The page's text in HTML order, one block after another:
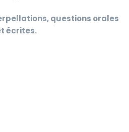
questions orales
écrites.